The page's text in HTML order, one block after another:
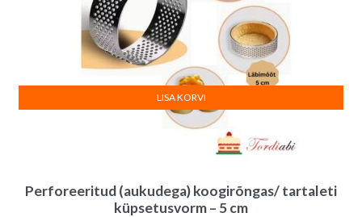
Perforeeritud (aukudega) koogirõngas/ tartaleti
küpsetusvorm – 5 cm
LISA KORVI